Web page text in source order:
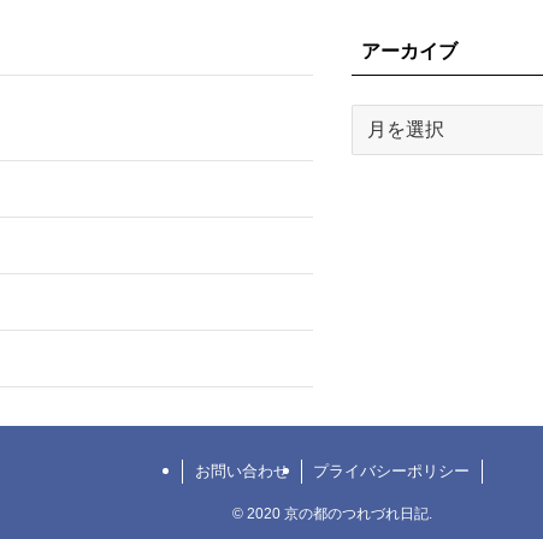
アーカイブ
お問い合わせ プライバシーポリシー
© 2020 京の都のつれづれ日記.